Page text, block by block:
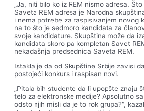
„Ja, niti bilo ko iz REM nismo adresa.
Saveta REM adresa je Narodna
i nema potrebe za raspisivanjem novog
na to što je sedmoro kandidata za
svoje kandidature. Skupština može da
kandidata skoro pa kompletan Savet
nekadašnja predsednica Saveta REM.
Istakla je da od Skupštine Srbije zavisi
postojeći konkurs i raspisan novi.
„Pitala bih studente da li upopšte znaju
telo za elektronske medije? Apsolutno
odsto njih misli da je to rok grupa?“,